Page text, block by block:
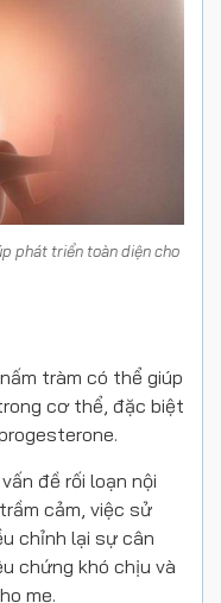
phát triển toàn diện cho
tràm có thể giúp
cơ thể, đặc biệt
đề rối loạn nội
cảm, việc sử
chỉnh lại sự cân
chứng khó chịu và
mẹ.